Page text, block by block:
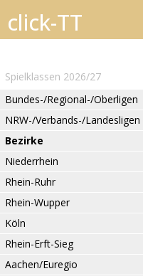
Spielklassen 2026/27
Bundes-/Regional-/Oberligen
NRW-/Verbands-/Landesligen
Bezirke
Niederrhein
Rhein-Ruhr
Rhein-Wupper
Köln
Rhein-Erft-Sieg
Aachen/Euregio